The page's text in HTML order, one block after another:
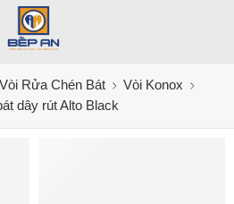
Vòi Rửa Chén Bát
Vòi Konox
dây rút Alto Black